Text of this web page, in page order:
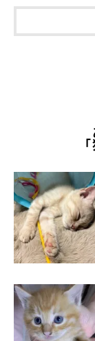
「最初リアル